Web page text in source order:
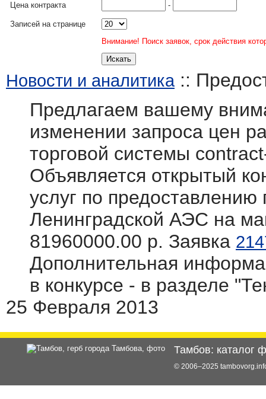
Цена контракта
-
Записей на странице
Внимание! Поиск заявок, срок действия
Новости и аналитика::
Предлагаем вашему
изменении запроса цен
торговой системы
Объявляется открытый
услуг по предоставлению
Ленинградской АЭС на
81960000.00 р. Заявка
Дополнительная
в конкурсе - в разделе
25 Февраля 2013
Тамбов: каталог
© 2006–2025